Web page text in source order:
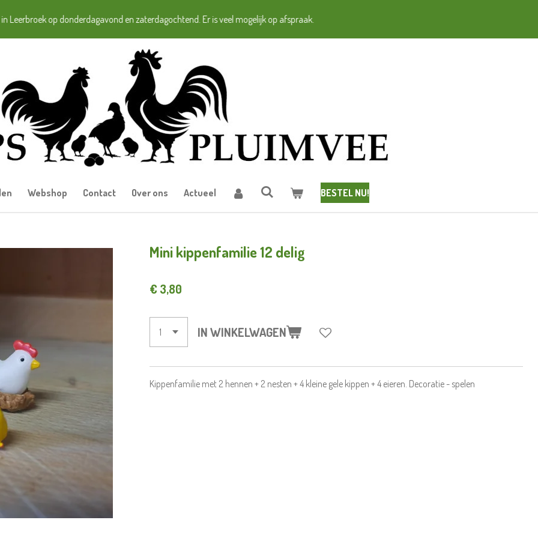
Leerbroek op donderdagavond en zaterdagochtend. Er is veel mogelijk op afspraak.
Webshop Contact Over ons Actueel BESTEL NU!
Mini kippenfamilie 12 delig
€ 3,80
IN WINKELWAGEN
Kippenfamilie met 2 hennen + 2 nesten + 4 kleine gele kippen + 4 eieren. Decoratie - spelen